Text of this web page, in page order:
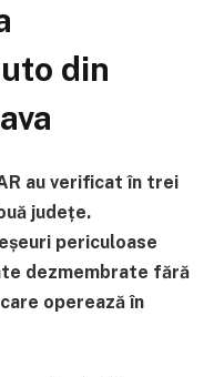
din
au verificat în trei
județe.
periculoase
dezmembrate fără
operează în